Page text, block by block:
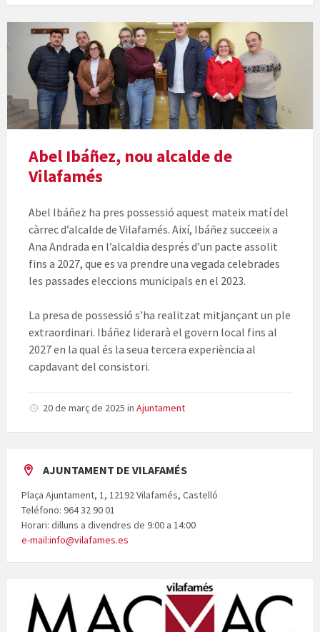
Abel Ibáñez, nou alcalde de
Vilafamés
Abel Ibáñez ha pres possessió aquest mateix matí del
càrrec d’alcalde de Vilafamés. Així, Ibáñez succeeix a
Ana Andrada en l’alcaldia després d’un pacte assolit
fins a 2027, que es va prendre una vegada celebrades
les passades eleccions municipals en el 2023.
La presa de possessió s’ha realitzat mitjançant un ple
extraordinari. Ibáñez liderarà el govern local fins al
2027 en la qual és la seua tercera experiència al
capdavant del consistori.
20 de març de 2025 in Ajuntament
AJUNTAMENT DE VILAFAMÉS
Plaça Ajuntament, 1, 12192 Vilafamés, Castelló
Teléfono: 964 32 90 01
Horari: dilluns a divendres de 9:00 a 14:00
e-mail:info@vilafames.es